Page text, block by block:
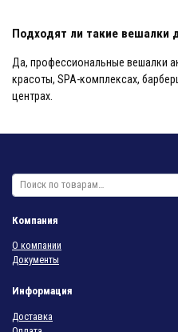
Подходят ли такие вешалки
Да, профессиональные вешалки
красоты, SPA-комплексах,
центрах.
Искать:
Компания
О компании
Документы
Информация
Доставка